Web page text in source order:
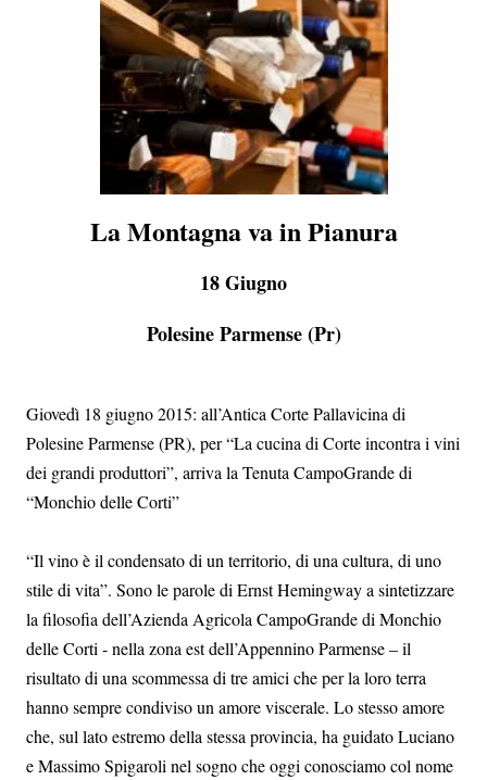
La Montagna va in Pianura
18 Giugno
Polesine Parmense (Pr)
Giovedì 18 giugno 2015: all’Antica Corte Pallavicina di
Polesine Parmense (PR), per “La cucina di Corte incontra i vini
dei grandi produttori”, arriva la Tenuta CampoGrande di
“Monchio delle Corti”
“Il vino è il condensato di un territorio, di una cultura, di uno
stile di vita”. Sono le parole di Ernst Hemingway a sintetizzare
la filosofia dell’Azienda Agricola CampoGrande di Monchio
delle Corti - nella zona est dell’Appennino Parmense – il
risultato di una scommessa di tre amici che per la loro terra
hanno sempre condiviso un amore viscerale. Lo stesso amore
che, sul lato estremo della stessa provincia, ha guidato Luciano
e Massimo Spigaroli nel sogno che oggi conosciamo col nome